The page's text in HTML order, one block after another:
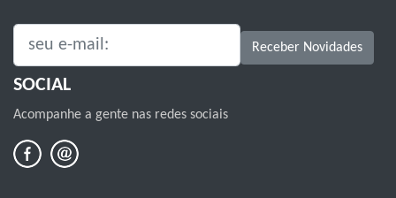
SEU E-MAIL: Receber Novidades
SOCIAL
Acompanhe a gente nas redes sociais